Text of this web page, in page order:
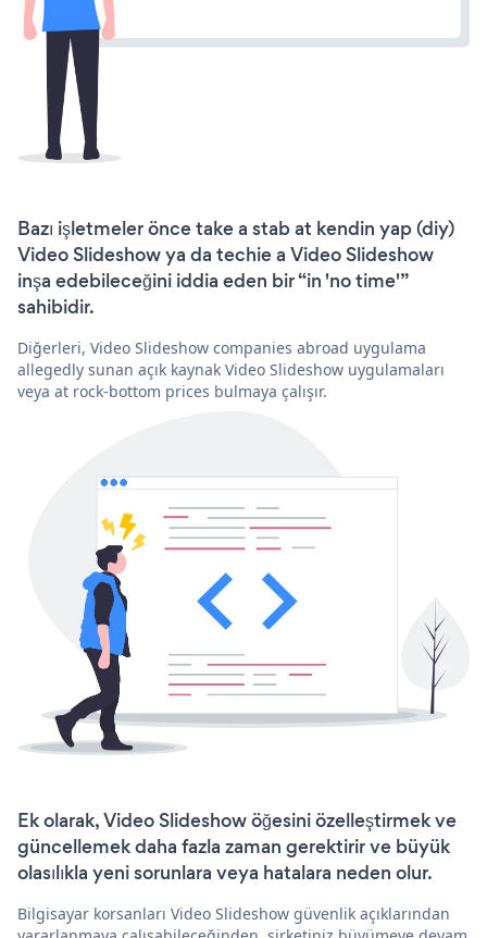
Bazı işletmeler önce take a stab at kendin yap (diy)
Video Slideshow ya da techie a Video Slideshow
inşa edebileceğini iddia eden bir “in 'no time'”
sahibidir.
Diğerleri, Video Slideshow companies abroad uygulama
allegedly sunan açık kaynak Video Slideshow uygulamaları
veya at rock-bottom prices bulmaya çalışır.
Ek olarak, Video Slideshow öğesini özelleştirmek ve
güncellemek daha fazla zaman gerektirir ve büyük
olasılıkla yeni sorunlara veya hatalara neden olur.
Bilgisayar korsanları Video Slideshow güvenlik açıklarından